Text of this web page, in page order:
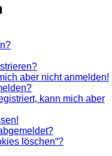
aber nicht anmelden!
kann mich aber
löschen“?